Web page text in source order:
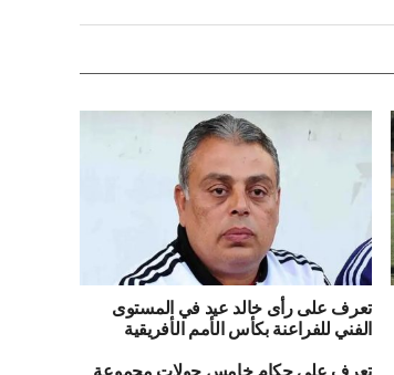
تعرف على رأى خالد عيد في المستوى
الفني للفراعنة بكأس الأمم الأفريقية
تعرف على حكام خامس جولات مجموعة